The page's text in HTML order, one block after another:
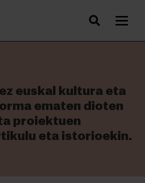
euskal kultura eta
ematen dioten
proiektuen
eta istorioekin.